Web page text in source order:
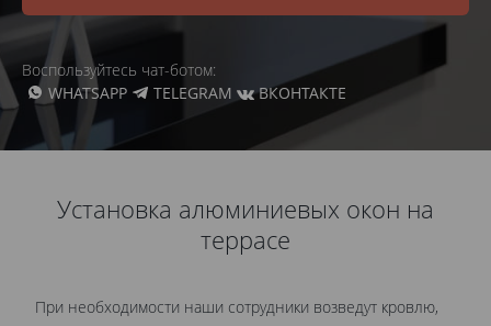
Воспользуйтесь чат-ботом:
WHATSAPP
TELEGRAM ВКОНТАКТЕ
Установка алюминиевых окон на
террасе
При необходимости наши сотрудники возведут кровлю,